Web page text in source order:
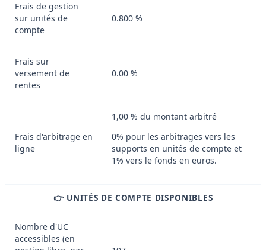
Frais de gestion
sur unités de
compte
0.800 %
Frais sur
versement de
rentes
0.00 %
Frais d'arbitrage en
ligne
1,00 % du montant arbitré
0% pour les arbitrages vers les
supports en unités de compte et
1% vers le fonds en euros.
👉 UNITÉS DE COMPTE DISPONIBLES
Nombre d'UC
accessibles (en